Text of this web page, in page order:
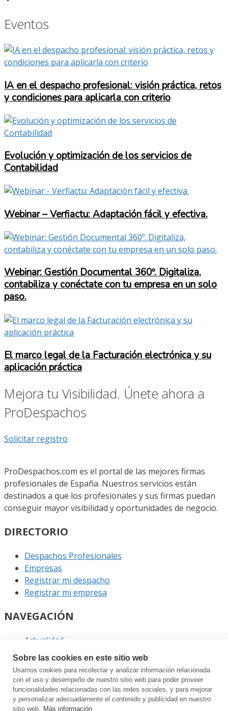
Eventos
IA en el despacho profesional: visión práctica, retos
y condiciones para aplicarla con criterio
Evolución y optimización de los servicios de
Contabilidad
Webinar – Verfiactu: Adaptación fácil y efectiva.
Webinar: Gestión Documental 360º. Digitaliza,
contabiliza y conéctate con tu empresa en un solo
paso.
El marco legal de la Facturación electrónica y su
aplicación práctica
Mejora tu Visibilidad. Únete ahora a
ProDespachos
Solicitar registro
ProDespachos.com es el portal de las mejores firmas
profesionales de España. Nuestros servicios están
destinados a que los profesionales y sus firmas puedan
conseguir mayor visibilidad y oportunidades de negocio.
DIRECTORIO
Despachos Profesionales
Empresas
Registrar mi despacho
Registrar mi empresa
NAVEGACIÓN
Actualidad
Podcast
Entrevistas
Eventos
ENLACES
Sobre las cookies en este sitio web
Usamos cookies para recolectar y analizar información relacionada
con el uso y desempeño de nuestro sitio web para poder proveer
funcionalidades relacionadas con las redes sociales, y para mejorar
y personalizar adecuadamente el contenido y publicidad en nuestro
sitio web. Más información